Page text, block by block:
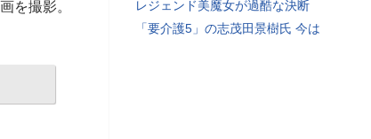
を撮影。
レジェンド美魔女が過酷な決断
「要介護5」の志茂田景樹氏 今は